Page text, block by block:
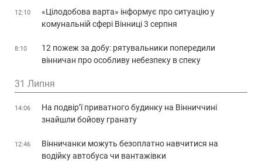
12:10
«Цілодобова варта» інформує про ситуацію у
комунальній сфері Вінниці 3 серпня
8:10
12 пожеж за добу: рятувальники попередили
вінничан про особливу небезпеку в спеку
31 Липня
14:06
На подвір’ї приватного будинку на Вінниччині
знайшли бойову гранату
12:46
Вінничанки можуть безоплатно навчитися на
водійку автобуса чи вантажівки